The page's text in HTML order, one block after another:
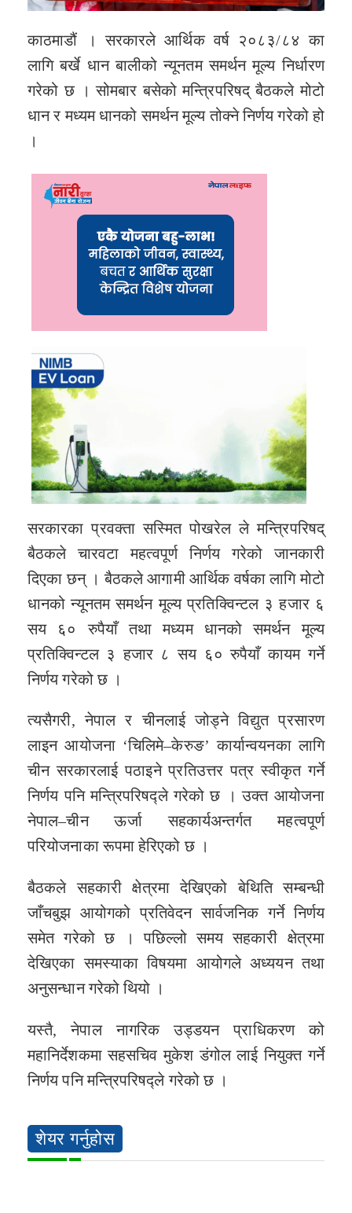
काठमाडौं । सरकारले आर्थिक वर्ष २०८३/८४ का
लागि बर्खे धान बालीको न्यूनतम समर्थन मूल्य निर्धारण
गरेको छ । सोमबार बसेको मन्त्रिपरिषद् बैठकले मोटो
धान र मध्यम धानको समर्थन मूल्य तोक्ने निर्णय गरेको हो
।
सरकारका प्रवक्ता सस्मित पोखरेल ले मन्त्रिपरिषद्
बैठकले चारवटा महत्वपूर्ण निर्णय गरेको जानकारी
दिएका छन् । बैठकले आगामी आर्थिक वर्षका लागि मोटो
धानको न्यूनतम समर्थन मूल्य प्रतिक्विन्टल ३ हजार ६
सय ६० रुपैयाँ तथा मध्यम धानको समर्थन मूल्य
प्रतिक्विन्टल ३ हजार ८ सय ६० रुपैयाँ कायम गर्ने
निर्णय गरेको छ ।
त्यसैगरी, नेपाल र चीनलाई जोड्ने विद्युत प्रसारण
लाइन आयोजना ‘चिलिमे–केरुङ’ कार्यान्वयनका लागि
चीन सरकारलाई पठाइने प्रतिउत्तर पत्र स्वीकृत गर्ने
निर्णय पनि मन्त्रिपरिषद्ले गरेको छ । उक्त आयोजना
नेपाल–चीन ऊर्जा सहकार्यअन्तर्गत महत्वपूर्ण
परियोजनाका रूपमा हेरिएको छ ।
बैठकले सहकारी क्षेत्रमा देखिएको बेथिति सम्बन्धी
जाँचबुझ आयोगको प्रतिवेदन सार्वजनिक गर्ने निर्णय
समेत गरेको छ । पछिल्लो समय सहकारी क्षेत्रमा
देखिएका समस्याका विषयमा आयोगले अध्ययन तथा
अनुसन्धान गरेको थियो ।
यस्तै, नेपाल नागरिक उड्डयन प्राधिकरण को
महानिर्देशकमा सहसचिव मुकेश डंगोल लाई नियुक्त गर्ने
निर्णय पनि मन्त्रिपरिषद्ले गरेको छ ।
शेयर गर्नुहोस